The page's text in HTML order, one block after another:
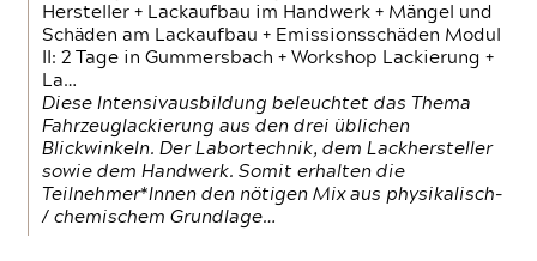
Hersteller + Lackaufbau im Handwerk + Mängel und
Schäden am Lackaufbau + Emissionsschäden Modul
II: 2 Tage in Gummersbach + Workshop Lackierung +
La…
Diese Intensivausbildung beleuchtet das Thema
Fahrzeuglackierung aus den drei üblichen
Blickwinkeln. Der Labortechnik, dem Lackhersteller
sowie dem Handwerk. Somit erhalten die
Teilnehmer*Innen den nötigen Mix aus physikalisch-
/ chemischem Grundlage…